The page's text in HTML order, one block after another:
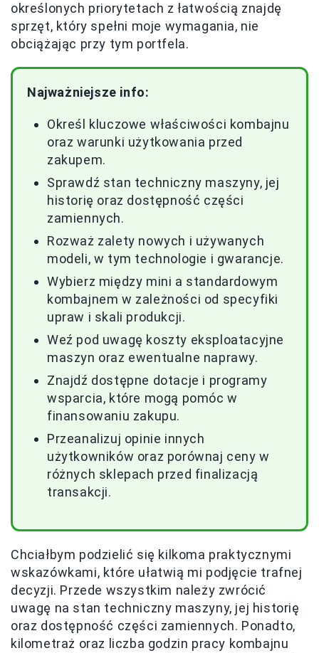
określonych priorytetach z łatwością znajdę
sprzęt, który spełni moje wymagania, nie
obciążając przy tym portfela.
Najważniejsze info:
Określ kluczowe właściwości kombajnu
oraz warunki użytkowania przed
zakupem.
Sprawdź stan techniczny maszyny, jej
historię oraz dostępność części
zamiennych.
Rozważ zalety nowych i używanych
modeli, w tym technologie i gwarancje.
Wybierz między mini a standardowym
kombajnem w zależności od specyfiki
upraw i skali produkcji.
Weź pod uwagę koszty eksploatacyjne
maszyn oraz ewentualne naprawy.
Znajdź dostępne dotacje i programy
wsparcia, które mogą pomóc w
finansowaniu zakupu.
Przeanalizuj opinie innych
użytkowników oraz porównaj ceny w
różnych sklepach przed finalizacją
transakcji.
Chciałbym podzielić się kilkoma praktycznymi
wskazówkami, które ułatwią mi podjęcie trafnej
decyzji. Przede wszystkim należy zwrócić
uwagę na stan techniczny maszyny, jej historię
oraz dostępność części zamiennych. Ponadto,
kilometraż oraz liczba godzin pracy kombajnu